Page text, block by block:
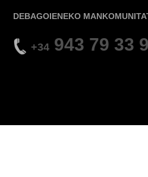
DEBAGOIENEKO
+34 943 79 33